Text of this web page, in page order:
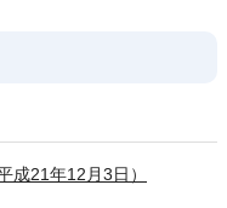
成21年12月3日）